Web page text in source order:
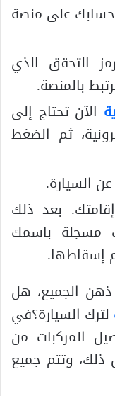
على منصة
التحقق الذي
بالمنصة.
الآن تحتاج إلى
ثم الضغط
السيارة.
بعد ذلك
مسجلة باسمك
إسقاطها.
الجميع، هل
لترك السيارة؟في
المركبات من
وتتم جميع